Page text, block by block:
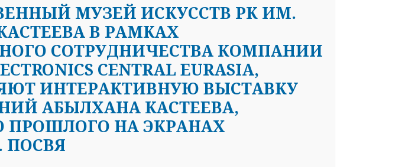
МУЗЕЙ ИСКУССТВ РК ИМ.
В РАМКАХ
СОТРУДНИЧЕСТВА КОМПАНИИ
CENTRAL EURASIA,
ИНТЕРАКТИВНУЮ ВЫСТАВКУ
АБЫЛХАНА КАСТЕЕВА,
ПРОШЛОГО НА ЭКРАНАХ
ПОСВЯ